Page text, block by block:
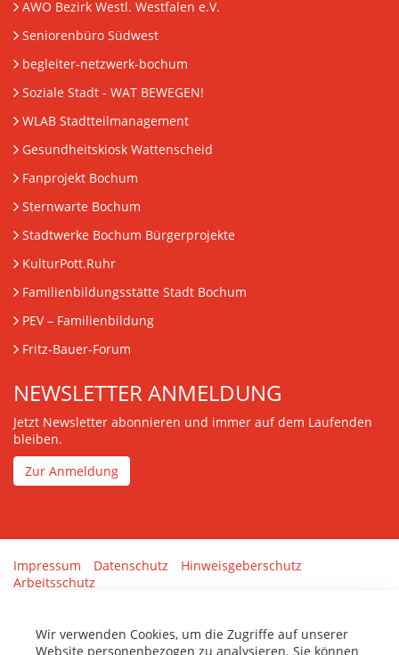
AWO Bezirk Westl. Westfalen e.V.
Seniorenbüro Südwest
begleiter-netzwerk-bochum
Soziale Stadt - WAT BEWEGEN!
WLAB Stadtteilmanagement
Gesundheitskiosk Wattenscheid
Fanprojekt Bochum
Sternwarte Bochum
Stadtwerke Bochum Bürgerprojekte
KulturPott.Ruhr
Familienbildungsstätte Stadt Bochum
PEV– Familienbildung
Fritz-Bauer-Forum
NEWSLETTER ANMELDUNG
Jetzt Newsletter abonnieren und immer auf dem Laufenden
bleiben.
Zur Anmeldung
Impressum Datenschutz
Hinweisgeberschutz
Arbeitsschutz
Wir verwenden Cookies, um die Zugriffe auf unserer
Website personenbezogen zu analysieren. Sie können